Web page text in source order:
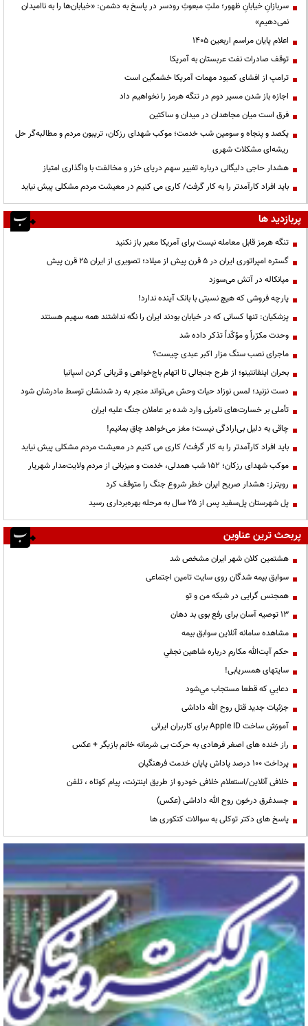
سربازانِ خیابانِ ظهور؛ ملتِ مبعوثِ رودسر در پاسخ به دشمن: «خیابان‌ها را به ناامیدان
نمی‌دهیم»
اعلام پایان مراسم اربعین ۱۴۰۵
توقف صادرات نفت عربستان به آمریکا
ترامپ از افشای کمبود مهمات آمریکا خشمگین است
اجازه باز شدن مسیر دوم در تنگه هرمز را نخواهیم داد
فرق است میان مجاهدان در میدان و ساکتین
یکصد و پنجاه و سومین شب خدمت؛ موکب شهدای رزکان، تریبون مردم و مطالبه‌گر حل
ریشه‌ای مشکلات شهری
هشدار حاجی دلیگانی درباره تغییر سهم دریای خزر و مخالفت با واگذاری امتیاز
باید افراد کارآمدتر را به کار گرفت/ کاری می کنیم در معیشت مردم مشکلی پیش نیاید
پربازدید ها
تنگه هرمز قابل معامله نیست برای آمریکا معبر باز نکنید
گستره امپراتوری ایران در ۵ قرن پیش از میلاد؛ تصویری از ایران ۲۵ قرن پیش
میانکاله در آتش می‌سوزد
پارچه فروشی که هیچ نسبتی با بانک آینده ندارد!
پزشکیان: تنها کسانی که در خیابان بودند ایران را نگه نداشتند همه سهیم هستند
وحدت مکرّراً و مؤکّداً تذکر داده شد
ماجرای نصب سنگ مزار اکبر عبدی چیست؟
بحران اینفانتینو؛ از طرح جنجالی تا اتهام باج‌خواهی و قربانی کردن اسپانیا
دست نزنید؛ لمس نوزاد حیات وحش می‌تواند منجر به رد شدنشان توسط مادرشان شود
تأملی بر خسارت‌های نامرئی وارد شده بر عاملان جنگ علیه ایران
چاقی به دلیل بی‌ارادگی نیست؛ مغز می‌خواهد چاق بمانیم!
باید افراد کارآمدتر را به کار گرفت/ کاری می کنیم در معیشت مردم مشکلی پیش نیاید
موکب شهدای رزکان؛ ۱۵۲ شب همدلی، خدمت و میزبانی از مردم ولایت‌مدار شهریار
رویترز: هشدار صریح ایران خطر شروع جنگ را متوقف کرد
پل شهرستان پل‌سفید پس از ۲۵ سال به مرحله بهره‌برداری رسید
پربحث ترین عناوین
هشتمین کلان شهر ایران مشخص شد
سوابق بیمه شدگان روی سایت تامین اجتماعی
همجنس گرایی در شبکه من و تو
13 توصیه آسان برای رفع بوی بد دهان
مشاهده سامانه آنلاين سوابق بیمه
حكم آيت‌الله مكارم درباره شاهين نجفي
سایتهای همسریابی!
دعايي كه قطعا مستجاب مي‌شود
جزئیات جدید قتل روح الله داداشی
آموزش ساخت Apple ID برای کاربران ایرانی
راز خنده های اصغر فرهادی به حرکت بی شرمانه خانم بازیگر + عکس
پرداخت ۱۰۰ درصد پاداش پایان خدمت فرهنگیان
خلافی آنلاین/استعلام خلافی خودرو از طریق اینترنت، پیام کوتاه ، تلفن
جسدغرق درخون روح الله داداشی (عکس)
پاسخ های دکتر توکلی به سوالات کنکوری ها